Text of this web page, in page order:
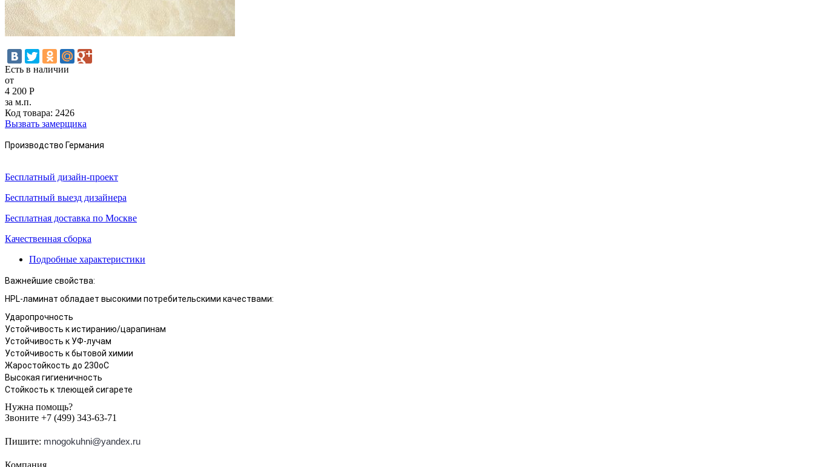
Есть в наличии
от
4 200 Р
за м.п.
Код товара: 2426
Вызвать замерщика
Производство Германия
Бесплатный дизайн-проект
Бесплатный выезд дизайнера
Бесплатная доставка по Москве
Качественная сборка
Подробные характеристики
Важнейшие свойства:
HPL-ламинат обладает высокими потребительскими качествами:
Ударопрочность
Устойчивость к истиранию/царапинам
Устойчивость к УФ-лучам
Устойчивость к бытовой химии
Жаростойкость до 230оС
Высокая гигиеничность
Стойкость к тлеющей сигарете
Нужна помощь?
Звоните +7 (499) 343-63-71
Пишите: mnogokuhni@yandex.ru
Компания